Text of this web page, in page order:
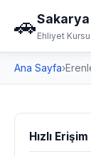
🚗 Ehliyet
Ana Sayfa›
Hızlı Erişim